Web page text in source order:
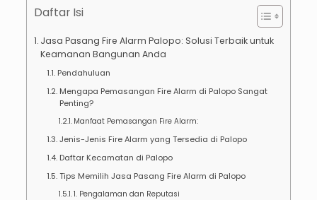
Daftar Isi
Jasa Pasang Fire Alarm Palopo: Solusi Terbaik untuk
Keamanan Bangunan Anda
Pendahuluan
Mengapa Pemasangan Fire Alarm di Palopo Sangat
Penting?
Manfaat Pemasangan Fire Alarm:
Jenis-Jenis Fire Alarm yang Tersedia di Palopo
Daftar Kecamatan di Palopo
Tips Memilih Jasa Pasang Fire Alarm di Palopo
1. Pengalaman dan Reputasi